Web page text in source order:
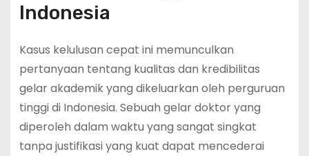
Indonesia
Kasus kelulusan cepat ini memunculkan
pertanyaan tentang kualitas dan kredibilitas
gelar akademik yang dikeluarkan oleh perguruan
tinggi di Indonesia. Sebuah gelar doktor yang
diperoleh dalam waktu yang sangat singkat
tanpa justifikasi yang kuat dapat mencederai